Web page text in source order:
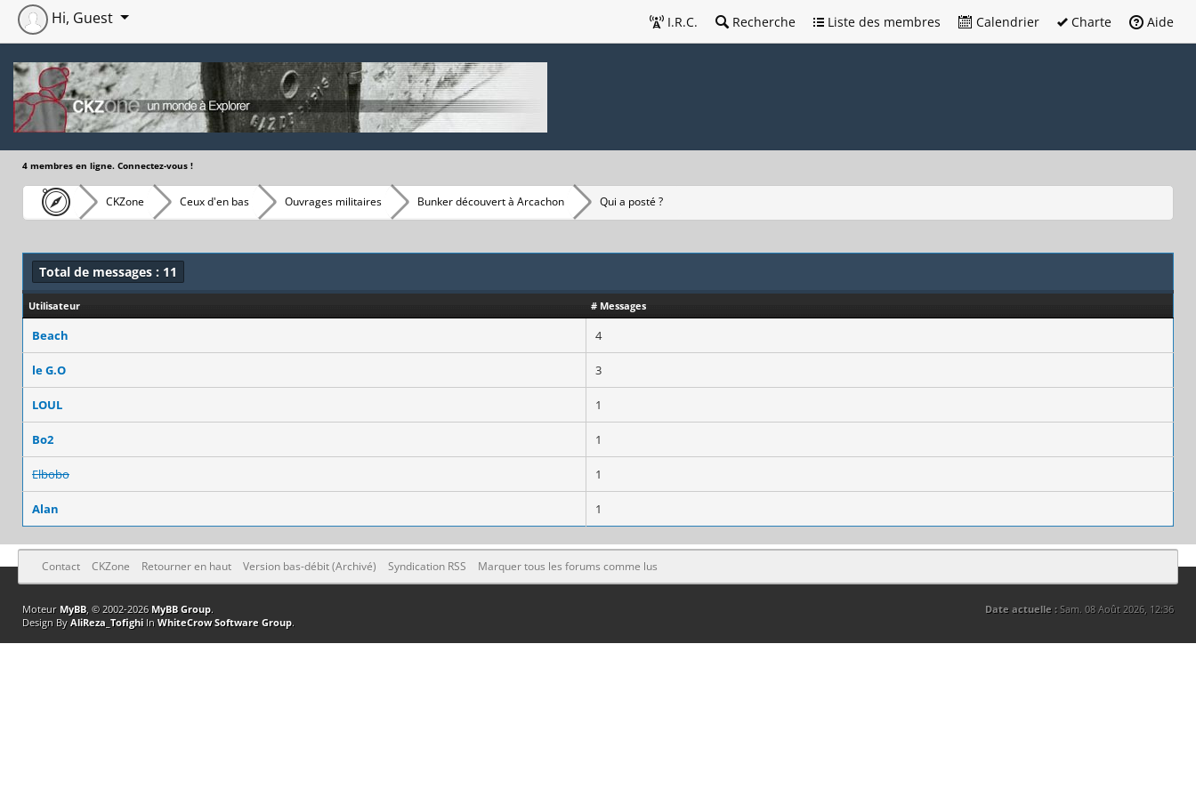
I.R.C. Recherche Liste des membres Calendrier Charte Aide
Hi, Guest
4 membres en ligne. Connectez-vous !
CKZone Ceux d'en bas Ouvrages militaires Bunker découvert à Arcachon Qui a posté ?
Total de messages : 11
Utilisateur # Messages
Beach 4
le G.O 3
LOUL 1
Bo2 1
Elbobo 1
Alan 1
Contact CKZone Retourner en haut Version bas-débit (Archivé) Syndication RSS Marquer tous les forums comme lus
Date actuelle : Sam. 08 Août 2026, 12:36
Moteur MyBB, © 2002-2026 MyBB Group.
Design By AliReza_TofighiIn WhiteCrow Software Group.